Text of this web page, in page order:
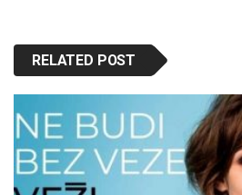
RELATED POST